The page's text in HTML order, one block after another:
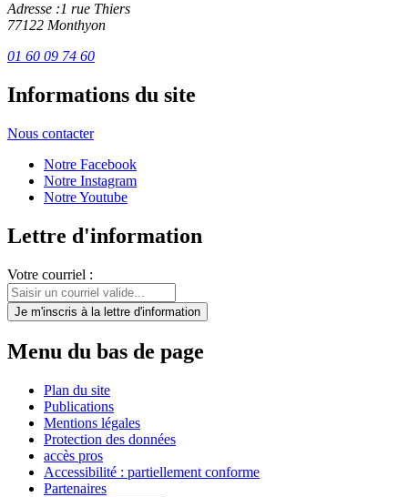
Adresse :1 rue Thiers
77122 Monthyon
01 60 09 74 60
Informations du site
Nous contacter
Notre Facebook
Notre Instagram
Notre Youtube
Lettre d'information
Votre courriel :
Je m'inscris à la lettre d'information
Menu du bas de page
Plan du site
Publications
Mentions légales
Protection des données
accès pros
Accessibilité : partiellement conforme
Partenaires